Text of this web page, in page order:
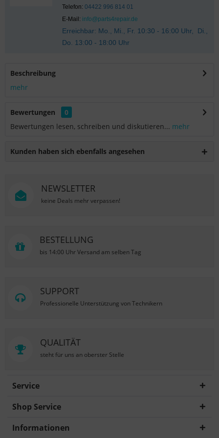
Telefon: 04422 996 814 01
E-Mail: info@parts4repair.de
Erreichbar: Mo., Mi., Fr. 10:30 - 16:00 Uhr, Di.,
Do. 13:00 - 18:00 Uhr
Beschreibung
mehr
Bewertungen
0
Bewertungen lesen, schreiben und diskutieren... mehr
Kunden haben sich ebenfalls angesehen
NEWSLETTER
keine Deals mehr verpassen!
BESTELLUNG
bis 14:00 Uhr Versand am selben Tag
SUPPORT
Professionelle Unterstützung von Technikern
QUALITÄT
steht für uns an oberster Stelle
Service
Shop Service
Informationen